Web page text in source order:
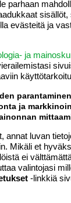
Teempä niin.
editoriin…lista
hyperlinkki
Lisää kuva
Hymiöt
parhaan
sisällöt,
evästeitä ja
ja
parantaminen
ja
annat luvan
Mikäli et
ei
valintojasi
-linkkiä